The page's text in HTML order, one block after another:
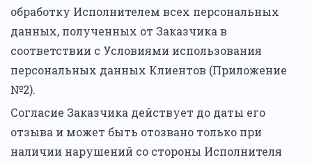
обработку Исполнителем всех персональных
данных, полученных от Заказчика в
соответствии с Условиями использования
персональных данных Клиентов (Приложение
№2).
Согласие Заказчика действует до даты его
отзыва и может быть отозвано только при
наличии нарушений со стороны Исполнителя